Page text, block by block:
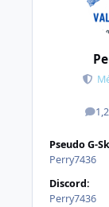
Pseudo G-
Perry7436
Discord:
Perry7436